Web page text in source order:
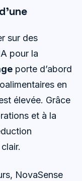
sur des
pour la
porte d’abord
en
élevée. Grâce
et à la
NovaSense